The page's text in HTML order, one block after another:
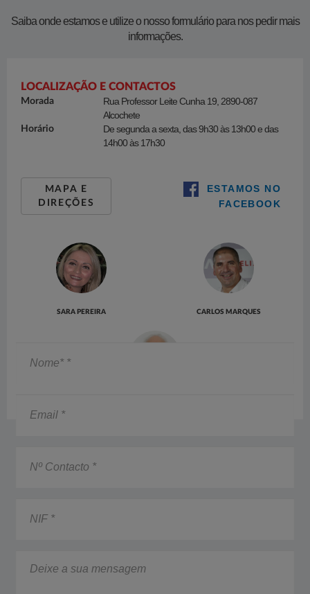
​​Saiba onde estamos e utilize o nosso formulário para nos pedir mais
informações.
LOCALIZAÇÃO E CONTACTOS
Morada
Rua Professor Leite Cunha 19, 2890-087
Alcochete
Horário
De segunda a sexta, das 9h30 às 13h00 e das
14h00 às 17h30
MAPA E
DIREÇÕES
ESTAMOS NO
FACEBOOK
SARA PEREIRA CARLOS MARQUES
Contacto